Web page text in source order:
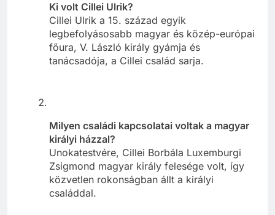
Ki volt Cillei Ulrik?
Cillei Ulrik a 15. század egyik
legbefolyásosabb magyar és közép-európai
főura, V. László király gyámja és
tanácsadója, a Cillei család sarja.
Milyen családi kapcsolatai voltak a magyar
királyi házzal?
Unokatestvére, Cillei Borbála Luxemburgi
Zsigmond magyar király felesége volt, így
közvetlen rokonságban állt a királyi
családdal.